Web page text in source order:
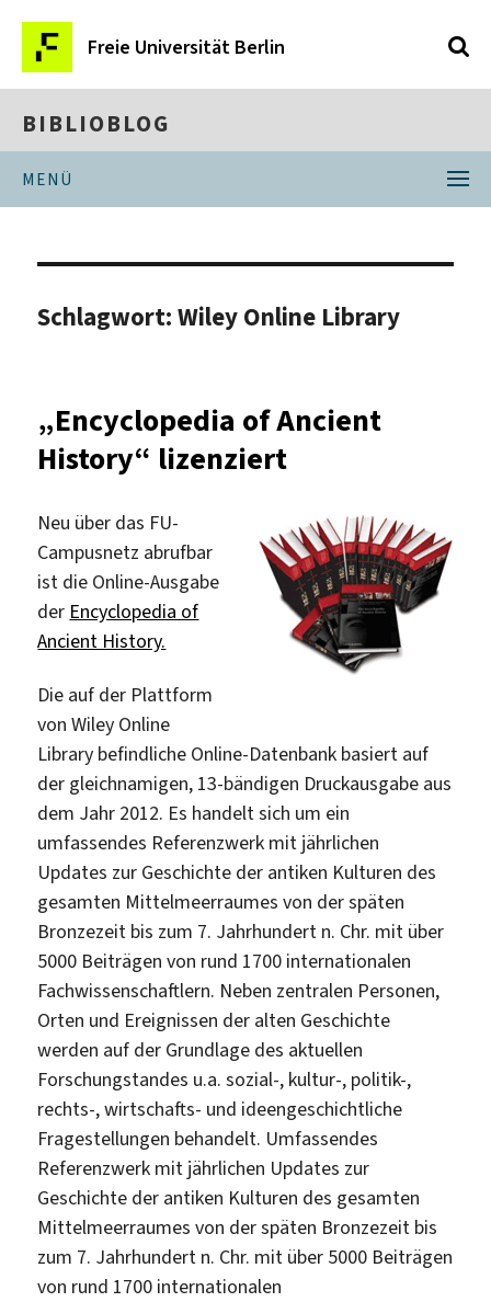
Freie Universität Berlin
BIBLIOBLOG
MENÜ
Schlagwort:Wiley Online Library
„Encyclopedia of Ancient
History“ lizenziert
Neu über das FU-
Campusnetz abrufbar
ist die Online-Ausgabe
der Encyclopedia of
Ancient History.
Die auf der Plattform
von Wiley Online
Library befindliche Online-Datenbank basiert auf
der gleichnamigen, 13-bändigen Druckausgabe aus
dem Jahr 2012. Es handelt sich um ein
umfassendes Referenzwerk mit jährlichen
Updates zur Geschichte der antiken Kulturen des
gesamten Mittelmeerraumes von der späten
Bronzezeit bis zum 7. Jahrhundert n. Chr. mit über
5000 Beiträgen von rund 1700 internationalen
Fachwissenschaftlern. Neben zentralen Personen,
Orten und Ereignissen der alten Geschichte
werden auf der Grundlage des aktuellen
Forschungstandes u.a. sozial-, kultur-, politik-,
rechts-, wirtschafts- und ideengeschichtliche
Fragestellungen behandelt. Umfassendes
Referenzwerk mit jährlichen Updates zur
Geschichte der antiken Kulturen des gesamten
Mittelmeerraumes von der späten Bronzezeit bis
zum 7. Jahrhundert n. Chr. mit über 5000 Beiträgen
von rund 1700 internationalen